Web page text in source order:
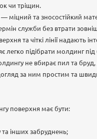
чи тріщин.
— міцний та зносостійкий
служби без втрати
та чіткі лінії надають
легко підібрати молдинг
не вбирає пил та
за ним простим та
поверхня має бути:
інших забруднень;